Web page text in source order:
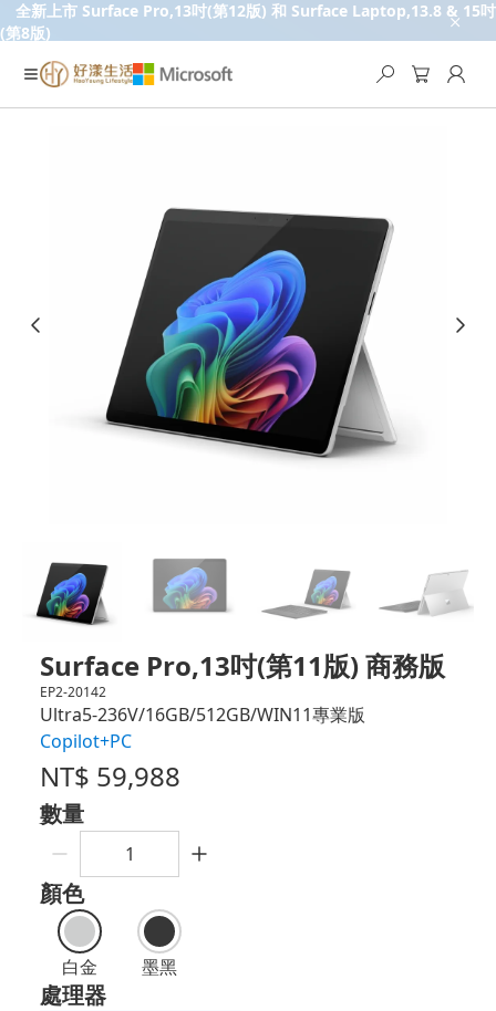
全新上市 Surface Pro,13吋(第12版) 和 Surface Laptop,13.8 & 15吋
(第8版)
Surface Pro,13吋(第11版) 商務版
EP2-20142
Ultra5-236V/16GB/512GB/WIN11專業版
Copilot+PC
NT$ 59,988
數量
顏色
白金 墨黑
處理器